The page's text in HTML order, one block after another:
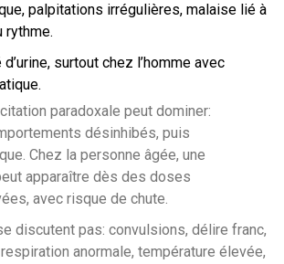
palpitations irrégulières, malaise lié à
rythme.
surtout chez l’homme avec
paradoxale peut dominer:
désinhibés, puis
Chez la personne âgée, une
apparaître dès des doses
avec risque de chute.
discutent pas: convulsions, délire franc,
anormale, température élevée,